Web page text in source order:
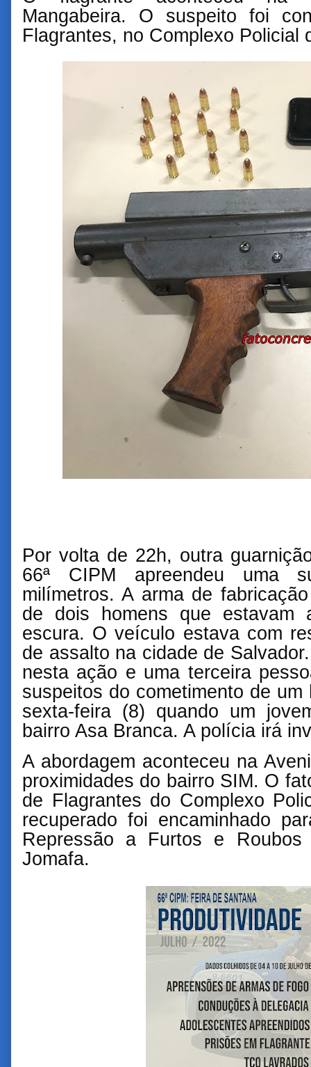
Mangabeira. O suspeito foi
Flagrantes, no Complexo Policial
Por volta de 22h, outra
66ª CIPM apreendeu uma
milímetros. A arma de
de dois homens que
escura. O veículo estava com
de assalto na cidade de
nesta ação e uma terceira
suspeitos do cometimento de
sexta-feira (8) quando um
bairro Asa Branca. A polícia irá
A abordagem aconteceu na
proximidades do bairro SIM. O
de Flagrantes do Complexo
recuperado foi encaminhado
Repressão a Furtos e
Jomafa.